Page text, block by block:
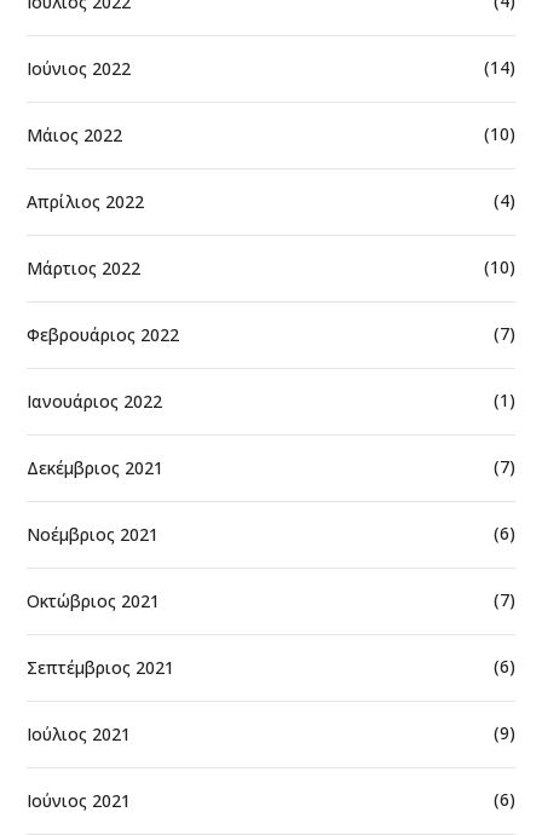
Ιούνιος 2022 (14)
Μάιος 2022 (10)
Απρίλιος 2022 (4)
Μάρτιος 2022 (10)
Φεβρουάριος 2022 (7)
Ιανουάριος 2022 (1)
Δεκέμβριος 2021 (7)
Νοέμβριος 2021 (6)
Οκτώβριος 2021 (7)
Σεπτέμβριος 2021 (6)
Ιούλιος 2021 (9)
Ιούνιος 2021 (6)